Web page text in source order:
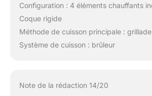
Configuration : 4 éléments chauffants
Coque rigide
Méthode de cuisson principale :
Système de cuisson : brûleur
Note de la rédaction 14/20